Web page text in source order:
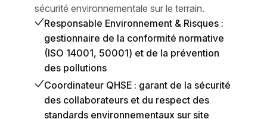
sécurité environnementale sur le terrain.
Responsable Environnement & Risques :
gestionnaire de la conformité normative
(ISO 14001, 50001) et de la prévention
des pollutions
Coordinateur QHSE : garant de la sécurité
des collaborateurs et du respect des
standards environnementaux sur site